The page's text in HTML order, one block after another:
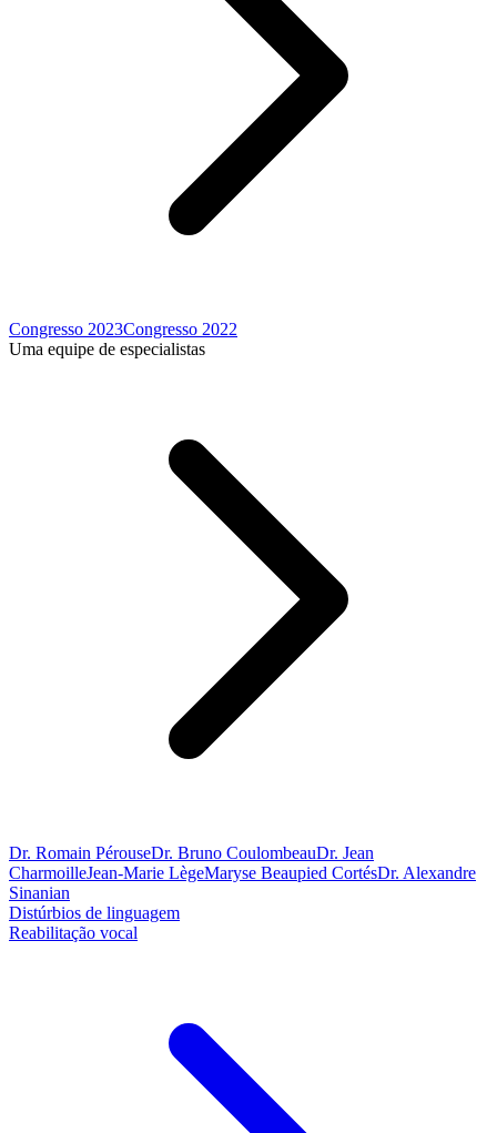
Congresso 2023Congresso 2022
Uma equipe de especialistas
Dr. Romain PérouseDr. Bruno CoulombeauDr. Jean
CharmoilleJean-Marie LègeMaryse Beaupied CortésDr. Alexandre
Sinanian
Distúrbios de linguagem
Reabilitação vocal